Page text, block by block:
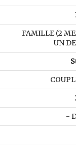
FAMILLE (2
UN
-